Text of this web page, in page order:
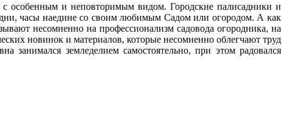
с особенным и неповторимым видом. Городские палисадники и
дни, часы наедине со своим любимым Cадом или огородом. А как
несомненно на профессионализм садовода огородника, на
новинок и материалов, которые несомненно облегчают труд
занимался земледелием самостоятельно, при этом радовался